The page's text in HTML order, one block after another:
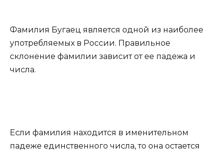
Фамилия Бугаец является одной из наиболее
употребляемых в России. Правильное
склонение фамилии зависит от ее падежа и
числа.
Если фамилия находится в именительном
падеже единственного числа, то она остается